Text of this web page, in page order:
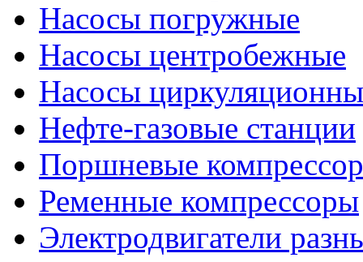
Насосы погружные
Насосы центробежные
Насосы
Нефте-газовые станции
Поршневые
Ременные компрессоры
Электродвигатели